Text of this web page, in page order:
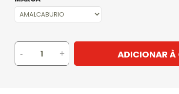
- + ADICIONAR